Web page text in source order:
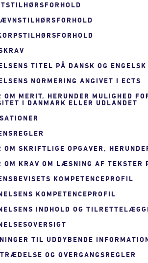
TITEL PÅ DANSK OG ENGELSK
NORMERING ANGIVET I ECTS
OM MERIT, HERUNDER MULIGHED
I DANMARK ELLER UDLANDET
OM SKRIFTLIGE OPGAVER,
OM KRAV OM LÆSNING AF TEKSTER
KOMPETENCEPROFIL
KOMPETENCEPROFIL
INDHOLD OG
TIL UDDYBENDE
OG OVERGANGSREGLER